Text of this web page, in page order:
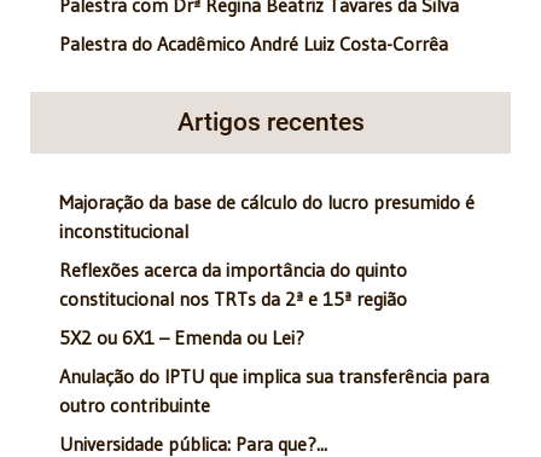
Palestra do Acadêmico André Luiz Costa-Corrêa
Artigos recentes
Majoração da base de cálculo do lucro presumido é
inconstitucional
Reflexões acerca da importância do quinto
constitucional nos TRTs da 2ª e 15ª região
5X2 ou 6X1 – Emenda ou Lei?
Anulação do IPTU que implica sua transferência para
outro contribuinte
Universidade pública: Para que?...